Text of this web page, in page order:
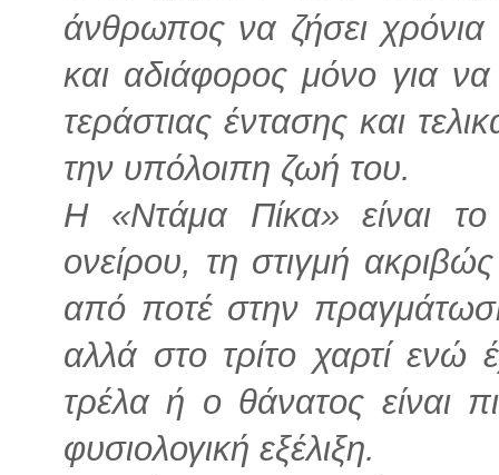
άνθρωπος να ζήσει
και αδιάφορος μόνο για
τεράστιας έντασης και
την υπόλοιπη ζωή του.
Η «Ντάμα Πίκα» είναι
ονείρου, τη στιγμή
από ποτέ στην
αλλά στο τρίτο χαρτί ενώ
τρέλα ή ο θάνατος είναι
φυσιολογική εξέλιξη.